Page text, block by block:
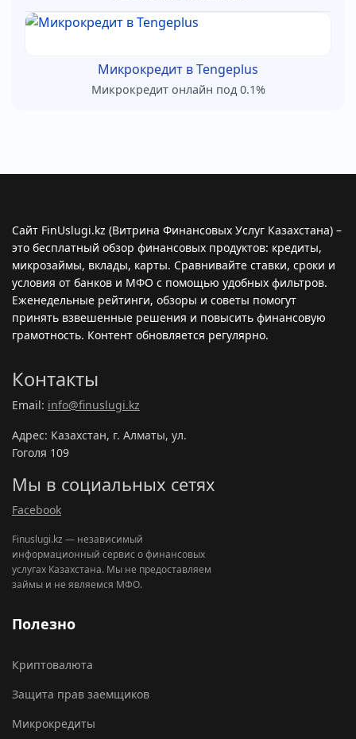
Микрокредит в Tengeplus
Микрокредит онлайн под 0.1%
Сайт FinUslugi.kz (Витрина Финансовых Услуг Казахстана) –
это бесплатный обзор финансовых продуктов: кредиты,
микрозаймы, вклады, карты. Сравнивайте ставки, сроки и
условия от банков и МФО с помощью удобных фильтров.
Еженедельные рейтинги, обзоры и советы помогут
принять взвешенные решения и повысить финансовую
грамотность. Контент обновляется регулярно.
Контакты
Email: info@finuslugi.kz
Адрес: Казахстан, г. Алматы, ул.
Гоголя 109
Мы в социальных сетях
Facebook
Finuslugi.kz — независимый
информационный сервис о финансовых
услугах Казахстана. Мы не предоставляем
займы и не являемся МФО.
Полезно
Криптовалюта
Защита прав заемщиков
Микрокредиты